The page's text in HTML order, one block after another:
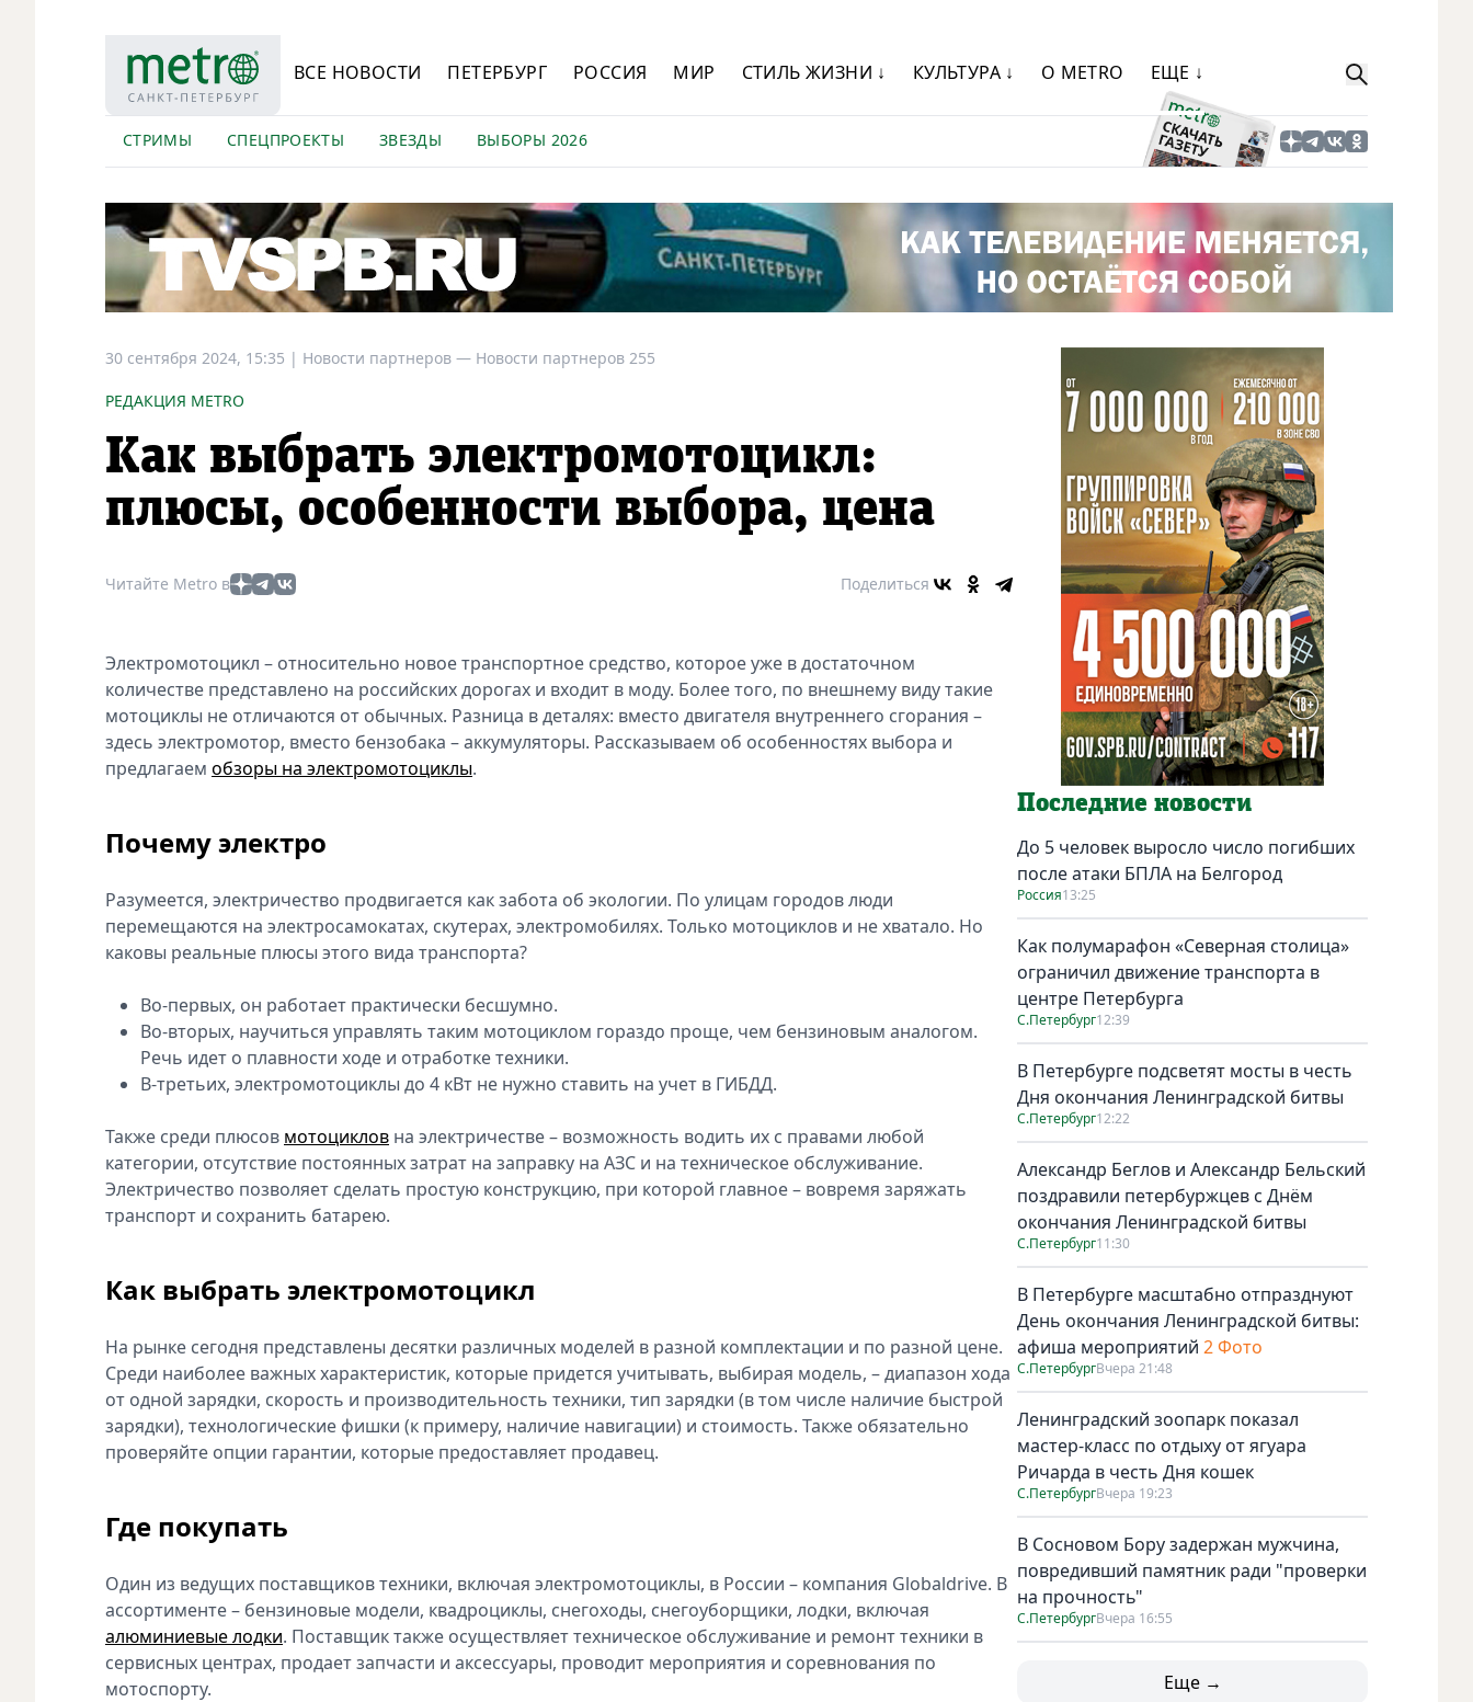
ВСЕ НОВОСТИ ПЕТЕРБУРГ РОССИЯ МИР СТИЛЬ ЖИЗНИ ↓ КУЛЬТУРА ↓ О METRO ЕЩЕ ↓
СТРИМЫ СПЕЦПРОЕКТЫ ЗВЕЗДЫ ВЫБОРЫ 2026
30 сентября 2024, 15:35 | Новости партнеров — Новости партнеров 255
РЕДАКЦИЯ METRO
Как выбрать электромотоцикл:
плюсы, особенности выбора, цена
Читайте Metro в Поделиться
Электромотоцикл – относительно новое транспортное средство, которое уже в достаточном
количестве представлено на российских дорогах и входит в моду. Более того, по внешнему виду такие
мотоциклы не отличаются от обычных. Разница в деталях: вместо двигателя внутреннего сгорания –
здесь электромотор, вместо бензобака – аккумуляторы. Рассказываем об особенностях выбора и
предлагаем обзоры на электромотоциклы.
Почему электро
Разумеется, электричество продвигается как забота об экологии. По улицам городов люди
перемещаются на электросамокатах, скутерах, электромобилях. Только мотоциклов и не хватало. Но
каковы реальные плюсы этого вида транспорта?
Во-первых, он работает практически бесшумно.
Во-вторых, научиться управлять таким мотоциклом гораздо проще, чем бензиновым аналогом.
Речь идет о плавности ходе и отработке техники.
В-третьих, электромотоциклы до 4 кВт не нужно ставить на учет в ГИБДД.
Также среди плюсов мотоциклов на электричестве – возможность водить их с правами любой
категории, отсутствие постоянных затрат на заправку на АЗС и на техническое обслуживание.
Электричество позволяет сделать простую конструкцию, при которой главное – вовремя заряжать
транспорт и сохранить батарею.
Как выбрать электромотоцикл
На рынке сегодня представлены десятки различных моделей в разной комплектации и по разной цене.
Среди наиболее важных характеристик, которые придется учитывать, выбирая модель, – диапазон хода
от одной зарядки, скорость и производительность техники, тип зарядки (в том числе наличие быстрой
зарядки), технологические фишки (к примеру, наличие навигации) и стоимость. Также обязательно
проверяйте опции гарантии, которые предоставляет продавец.
Где покупать
Один из ведущих поставщиков техники, включая электромотоциклы, в России – компания Globaldrive. В
ассортименте – бензиновые модели, квадроциклы, снегоходы, снегоуборщики, лодки, включая
алюминиевые лодки. Поставщик также осуществляет техническое обслуживание и ремонт техники в
сервисных центрах, продает запчасти и аксессуары, проводит мероприятия и соревнования по
мотоспорту.
Последние новости
До 5 человек выросло число погибших
после атаки БПЛА на Белгород
Россия13:25
Как полумарафон «Северная столица»
ограничил движение транспорта в
центре Петербурга
С.Петербург12:39
В Петербурге подсветят мосты в честь
Дня окончания Ленинградской битвы
С.Петербург12:22
Александр Беглов и Александр Бельский
поздравили петербуржцев с Днём
окончания Ленинградской битвы
С.Петербург11:30
В Петербурге масштабно отпразднуют
День окончания Ленинградской битвы:
афиша мероприятий 2 Фото
С.ПетербургВчера 21:48
Ленинградский зоопарк показал
мастер-класс по отдыху от ягуара
Ричарда в честь Дня кошек
С.ПетербургВчера 19:23
В Сосновом Бору задержан мужчина,
повредивший памятник ради "проверки
на прочность"
С.ПетербургВчера 16:55
Еще →